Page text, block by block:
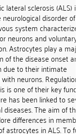
lateral sclerosis (ALS) is
neurological disorder of
system
neurons and voluntary
Astrocytes play a
of the disease onset and
due to their intimate
neurons. Regulation
is one of their key
has been linked to
diseases. The aim of
differences in
astrocytes in ALS. To